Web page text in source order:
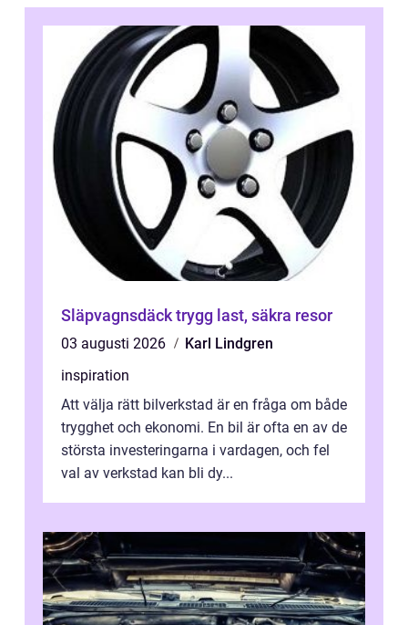
Släpvagnsdäck trygg last, säkra resor
03 augusti 2026
Karl Lindgren
inspiration
Att välja rätt bilverkstad är en fråga om både
trygghet och ekonomi. En bil är ofta en av de
största investeringarna i vardagen, och fel
val av verkstad kan bli dy...